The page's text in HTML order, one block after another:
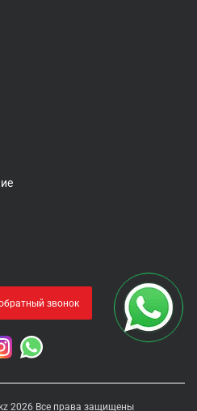
звонок
2026 Все права защищены